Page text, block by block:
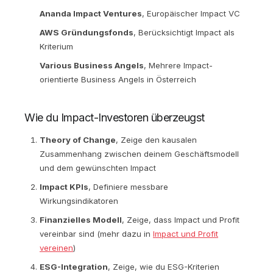
Ananda Impact Ventures, Europäischer Impact VC
AWS Gründungsfonds, Berücksichtigt Impact als
Kriterium
Various Business Angels, Mehrere Impact-
orientierte Business Angels in Österreich
Wie du Impact-Investoren überzeugst
Theory of Change, Zeige den kausalen
Zusammenhang zwischen deinem Geschäftsmodell
und dem gewünschten Impact
Impact KPIs, Definiere messbare
Wirkungsindikatoren
Finanzielles Modell, Zeige, dass Impact und Profit
vereinbar sind (mehr dazu in Impact und Profit
vereinen)
ESG-Integration, Zeige, wie du ESG-Kriterien